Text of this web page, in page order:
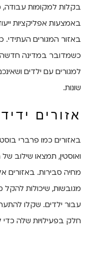
בקלות למקומות עבודה,
באמצעות אפליקציות
באזור המגורים
כשמדובר במדינה
למגורים עם ילדים
שונות.
אזורים
באזורים כמו פרברי
ואוסטין, תמצאו שילוב של
מחיה סבירות. באזורים
מגובשות, שיכולות
עבור ילדים. שקלו
חלק בפעילויות שלה